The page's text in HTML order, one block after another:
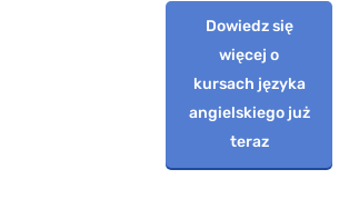
Dowiedz się
więcej o
kursach języka
angielskiego już
teraz